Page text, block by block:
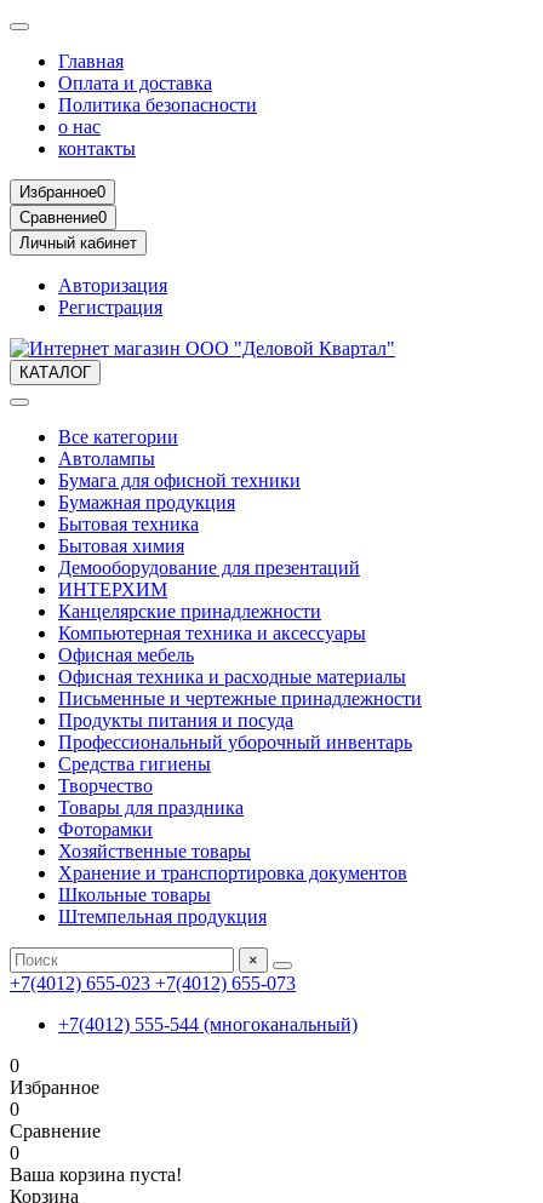
Главная
Оплата и доставка
Политика безопасности
о нас
контакты
Избранное0
Сравнение0
Личный кабинет
Авторизация
Регистрация
КАТАЛОГ
Все категории
Автолампы
Бумага для офисной техники
Бумажная продукция
Бытовая техника
Бытовая химия
Демооборудование для презентаций
ИНТЕРХИМ
Канцелярские принадлежности
Компьютерная техника и аксессуары
Офисная мебель
Офисная техника и расходные материалы
Письменные и чертежные принадлежности
Продукты питания и посуда
Профессиональный уборочный инвентарь
Средства гигиены
Творчество
Товары для праздника
Фоторамки
Хозяйственные товары
Хранение и транспортировка документов
Школьные товары
Штемпельная продукция
×
+7(4012) 655-023 +7(4012) 655-073
+7(4012) 555-544 (многоканальный)
0
Избранное
0
Сравнение
0
Ваша корзина пуста!
Корзина